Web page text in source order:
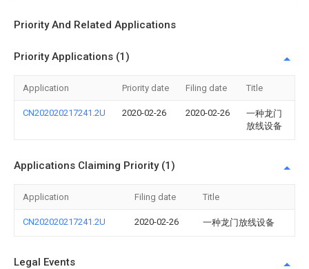
Priority And Related Applications
Priority Applications (1)
Application Priority date Filing date Title
CN202020217241.2U 2020-02-26 2020-02-26
一种龙门
放线设备
Applications Claiming Priority (1)
Application Filing date Title
CN202020217241.2U 2020-02-26 一种龙门放线设备
Legal Events